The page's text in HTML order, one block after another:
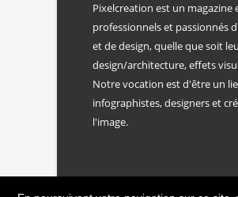
Pixelcreation est un magazine
professionnels et passionnés
et de design, quelle que soit
design/architecture, effets
Notre vocation est d'être un
infographistes, designers et
l'image.